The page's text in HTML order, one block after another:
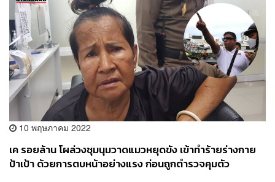
10 พฤษภาคม 2022
เค รอยล้าน โผล่วงชุมนุมวาดแมวหยุดขัง เข้าทำร้ายร่างกาย
ป้าเป้า ด้วยการตบหน้าอย่างแรง ก่อนถูกตำรวจคุมตัว